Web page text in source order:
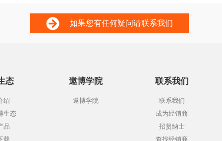
如果您有任何疑问请联系我们
态
绍
生态
品
载
遨博学院
遨博学院
联系我们
联系我们
成为经销商
招贤纳士
查找经销商